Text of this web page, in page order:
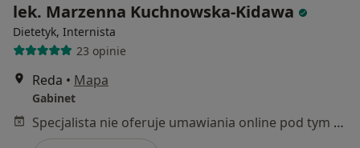
lek. Marzenna Kuchnowska-Kidawa
Dietetyk, Internista
23 opinie
Reda • Mapa
Gabinet
Specjalista nie oferuje umawiania online pod tym adresem.